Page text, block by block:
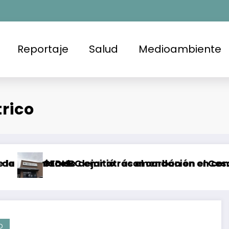
Reportaje Salud Medioambiente
de dejar atrás el carbón en el Cesar,
emitió recomendación en contra de